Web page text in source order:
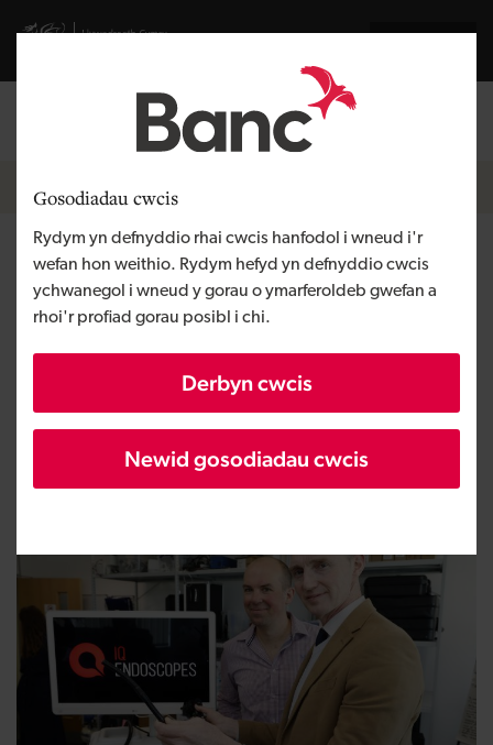
Gosodiadau cwcis
Rydym yn defnyddio rhai cwcis hanfodol i wneud i'r
wefan hon weithio. Rydym hefyd yn defnyddio cwcis
ychwanegol i wneud y gorau o ymarferoldeb gwefan a
rhoi'r profiad gorau posibl i chi.
Derbyn cwcis
Newid gosodiadau cwcis
Visit gov.wales website
Mewngofnodi
Breadcrumb
Hafan
Newyddion